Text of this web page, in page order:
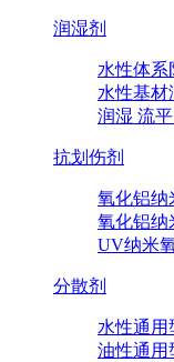
润湿剂
水性体系
水性基材
润湿 流
抗划伤剂
氧化铝纳
氧化铝纳
UV纳米
分散剂
水性通用
油性通用